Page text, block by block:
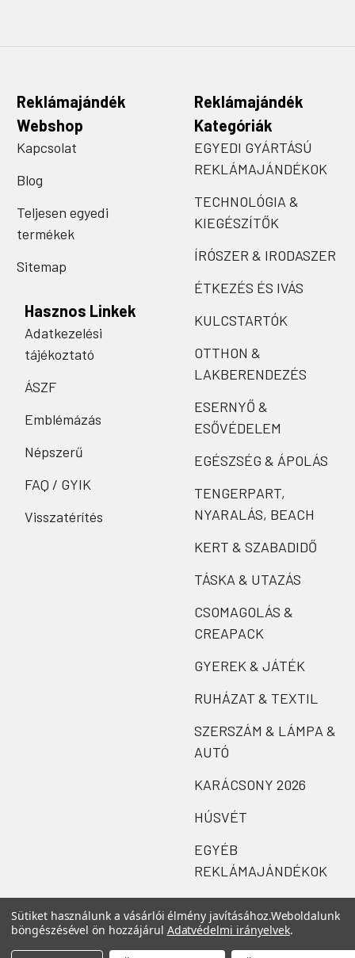
Reklámajándék
Webshop
Kapcsolat
Blog
Teljesen egyedi
termékek
Sitemap
Hasznos Linkek
Adatkezelési
tájékoztató
ÁSZF
Emblémázás
Népszerű
FAQ / GYIK
Visszatérítés
Reklámajándék
Kategóriák
EGYEDI GYÁRTÁSÚ
REKLÁMAJÁNDÉKOK
TECHNOLÓGIA &
KIEGÉSZÍTŐK
ÍRÓSZER & IRODASZER
ÉTKEZÉS ÉS IVÁS
KULCSTARTÓK
OTTHON &
LAKBERENDEZÉS
ESERNYŐ &
ESŐVÉDELEM
EGÉSZSÉG & ÁPOLÁS
TENGERPART,
NYARALÁS, BEACH
KERT & SZABADIDŐ
TÁSKA & UTAZÁS
CSOMAGOLÁS &
CREAPACK
GYEREK & JÁTÉK
RUHÁZAT & TEXTIL
SZERSZÁM & LÁMPA &
AUTÓ
KARÁCSONY 2026
HÚSVÉT
EGYÉB
REKLÁMAJÁNDÉKOK
Sütiket használunk a vásárlói élmény javításához.Weboldalunk
böngészésével ön hozzájárul Adatvédelmi irányelvek.